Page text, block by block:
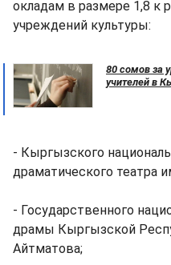
окладам в размере 1,8 к
учреждений культуры:
80 сомов за
учителей в
- Кыргызского
драматического театра
- Государственного
драмы Кыргызской
Айтматова;